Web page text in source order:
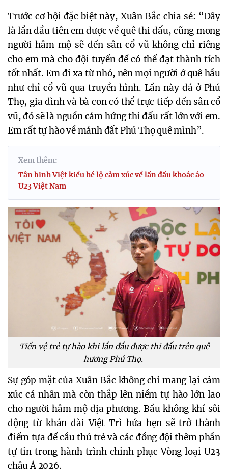
Trước cơ hội đặc biệt này, Xuân Bắc chia sẻ: “Đây
là lần đầu tiên em được về quê thi đấu, cũng mong
người hâm mộ sẽ đến sân cổ vũ không chỉ riêng
cho em mà cho đội tuyển để có thể đạt thành tích
tốt nhất. Em đi xa từ nhỏ, nên mọi người ở quê hầu
như chỉ cổ vũ qua truyền hình. Lần này đá ở Phú
Thọ, gia đình và bà con có thể trực tiếp đến sân cổ
vũ, đó sẽ là nguồn cảm hứng thi đấu rất lớn với em.
Em rất tự hào về mảnh đất Phú Thọ quê mình”.
Xem thêm:
Tân binh Việt kiều hé lộ cảm xúc về lần đầu khoác áo
U23 Việt Nam
Tiền vệ trẻ tự hào khi lần đầu được thi đấu trên quê
hương Phú Thọ.
Sự góp mặt của Xuân Bắc không chỉ mang lại cảm
xúc cá nhân mà còn thắp lên niềm tự hào lớn lao
cho người hâm mộ địa phương. Bầu không khí sôi
động từ khán đài Việt Trì hứa hẹn sẽ trở thành
điểm tựa để cầu thủ trẻ và các đồng đội thêm phần
tự tin trong hành trình chinh phục Vòng loại U23
châu Á 2026.